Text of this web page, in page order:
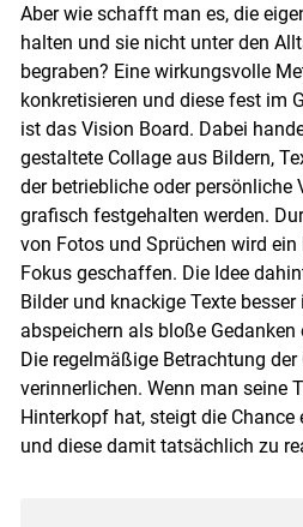
Aber wie schafft man es, die
halten und sie nicht unter den
begraben? Eine wirkungsvolle
konkretisieren und diese fest im
ist das Vision Board. Dabei
gestaltete Collage aus Bildern,
der betriebliche oder persönliche
grafisch festgehalten werden.
von Fotos und Sprüchen wird ein
Fokus geschaffen. Die Idee
Bilder und knackige Texte
abspeichern als bloße
Die regelmäßige Betrachtung
verinnerlichen. Wenn man seine
Hinterkopf hat, steigt die Chance
und diese damit tatsächlich zu